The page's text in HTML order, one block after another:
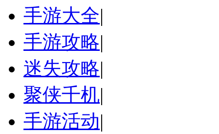
手游大全|
手游攻略|
迷失攻略|
聚侠千机|
手游活动|